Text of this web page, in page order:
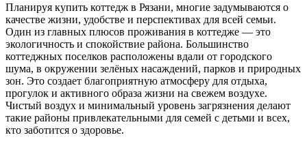
Планируя купить коттедж в Рязани, многие задумываются о
качестве жизни, удобстве и перспективах для всей семьи.
Один из главных плюсов проживания в коттедже — это
экологичность и спокойствие района. Большинство
коттеджных поселков расположены вдали от городского
шума, в окружении зелёных насаждений, парков и природных
зон. Это создает благоприятную атмосферу для отдыха,
прогулок и активного образа жизни на свежем воздухе.
Чистый воздух и минимальный уровень загрязнения делают
такие районы привлекательными для семей с детьми и всех,
кто заботится о здоровье.